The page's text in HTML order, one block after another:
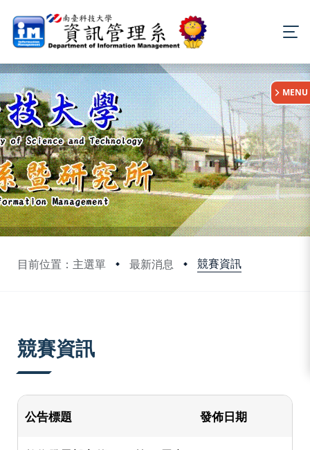
目前位置：主選單 最新消息 競賽資訊
:::
MENU
競賽資訊
公告標題 發佈日期